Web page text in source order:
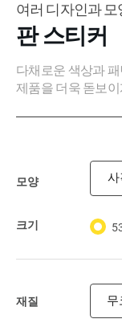
여러 디자인과 모
판 스티커
다채로운 색상과
제품을 더욱 돋보
모양 사
크기
재질 무